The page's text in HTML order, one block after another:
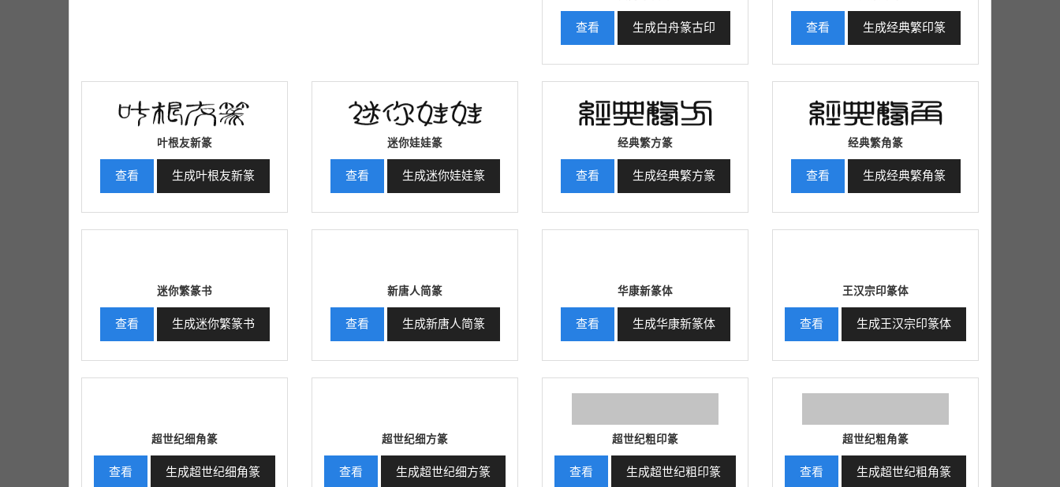
查看 生成白舟篆古印 查看 生成经典繁印篆
叶根友新篆
查看 生成叶根友新篆
迷你娃娃篆
查看 生成迷你娃娃篆
经典繁方篆
查看 生成经典繁方篆
经典繁角篆
查看 生成经典繁角篆
迷你繁篆书
查看 生成迷你繁篆书
新唐人简篆
查看 生成新唐人简篆
华康新篆体
查看 生成华康新篆体
王汉宗印篆体
查看 生成王汉宗印篆体
超世纪细角篆
查看 生成超世纪细角篆
超世纪细方篆
查看 生成超世纪细方篆
超世纪粗印篆
查看 生成超世纪粗印篆
超世纪粗角篆
查看 生成超世纪粗角篆